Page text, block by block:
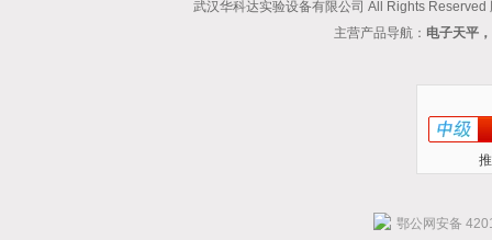
武汉华科达实验设备有限公司 All Rights Reserved
主营产品导航： 电子天平
鄂公网安备